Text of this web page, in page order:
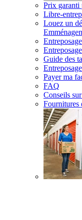
Prix garanti
Libre-
Louez un
Guide des
Payer ma
FAQ
Conseils
Fournitures